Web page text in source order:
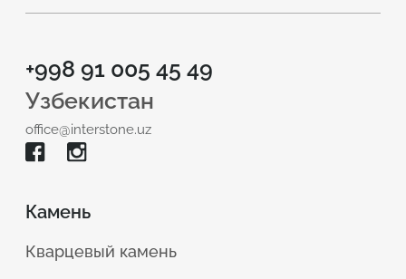
+998 91 005 45 49
Узбекистан
office@interstone.uz
Камень
Кварцевый камень